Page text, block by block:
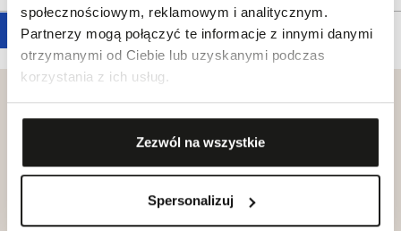
społecznościowym, reklamowym i analitycznym.
Partnerzy mogą połączyć te informacje z innymi danymi
otrzymanymi od Ciebie lub uzyskanymi podczas
korzystania z ich usług.
Zezwól na wszystkie
Spersonalizuj
Klub dla
Przyjaciół
W.KRUK
Katalogi
W.KRUK